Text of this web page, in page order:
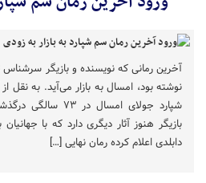
آخرین رمانی که نویسنده و بازیگر
نوشته بود، امسال به بازار می‌آید. به
شپارد جولای امسال
بازیگر هنوز آثار دیگری دارد که با
دابلدی اعلام کرده رمان نهایی […]